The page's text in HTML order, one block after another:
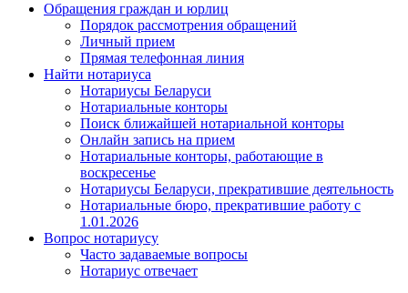
Обращения граждан и юрлиц
Порядок рассмотрения обращений
Личный прием
Прямая телефонная линия
Найти нотариуса
Нотариусы Беларуси
Нотариальные конторы
Поиск ближайшей нотариальной конторы
Онлайн запись на прием
Нотариальные конторы, работающие в
воскресенье
Нотариусы Беларуси, прекратившие деятельность
Нотариальные бюро, прекратившие работу с
1.01.2026
Вопрос нотариусу
Часто задаваемые вопросы
Нотариус отвечает